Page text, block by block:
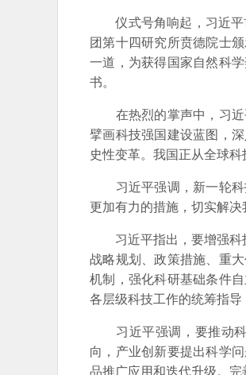
仪式号角响起，习近平
团第十四研究所贲德院士
一道，为获得国家自然科
书。
在热烈的掌声中，习近
擘画科技强国建设蓝图，
史性变革。我国正从全球
习近平强调，新一轮科
更加有力的措施，切实解
习近平指出，要增强科
战略规划、政策措施、重
机制，强化科研基础条件
各层级科技工作的统筹指导
习近平强调，要推动科
向，产业创新要提出科学
品推广应用和迭代升级。完